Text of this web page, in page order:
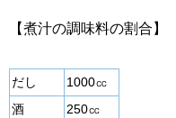
【煮汁の調味料の割合】
だし
1000㏄
酒
250㏄